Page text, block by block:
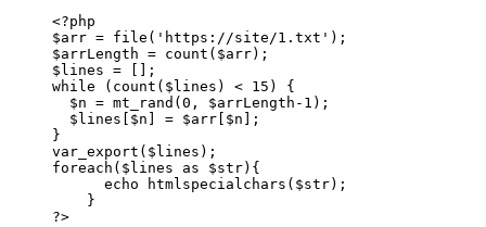
<?php
$arr = file('https://site/1.txt');
$arrLength = count($arr);
$lines = [];
while (count($lines) < 15) {
  $n = mt_rand(0, $arrLength-1);
  $lines[$n] = $arr[$n];
}
var_export($lines);
foreach($lines as $str){
      echo htmlspecialchars($str);
    }
?>